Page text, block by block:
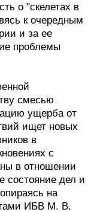
о "скелетах в
к очередным
и за ее
проблемы
смесью
ущерба от
ищет новых
в
с
в отношении
состояние дел и
на
ИБВ М. В.